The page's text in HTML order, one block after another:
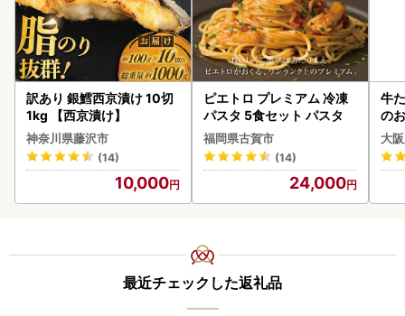
訳あり 銀鱈西京漬け 10切
1kg 【西京漬け】
神奈川県藤沢市
(14)
10,000
ピエトロ プレミアム 冷凍
パスタ 5食セット パスタ
福岡県古賀市
(14)
24,000
牛
の
大
最近チェックした返礼品